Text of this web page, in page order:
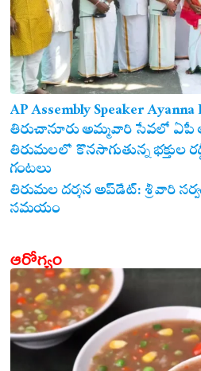
AP Assembly Speaker
తిరుచానూరు అమ్మవారి సేవలో ఏపీ
సమేతంగా దర్శించుకున్న
తిరుమలలో కొనసాగుతున్న భక్తుల
గంటలు
తిరుమల దర్శన అప్‌డేట్: శ్రీవారి
సమయం
ఆరోగ్యం